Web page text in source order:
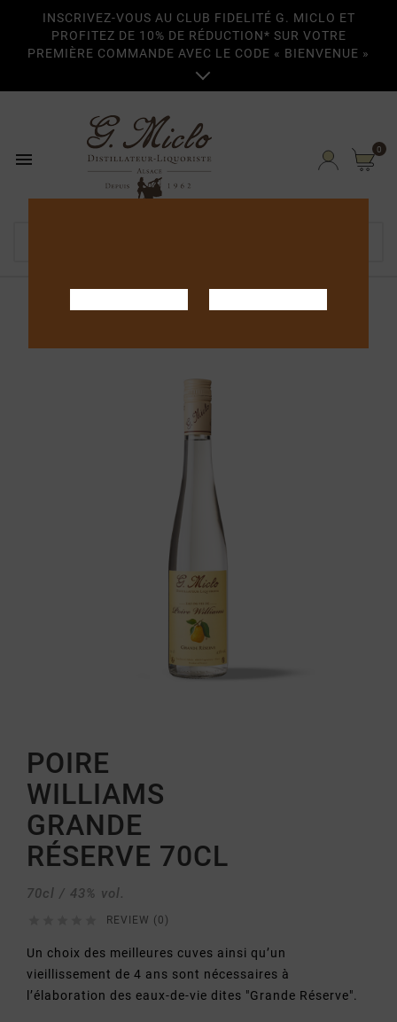

INSCRIVEZ-VOUS AU CLUB FIDELITÉ G. MICLO ET
PROFITEZ DE 10% DE RÉDUCTION* SUR VOTRE
PREMIÈRE COMMANDE AVEC LE CODE « BIENVENUE »
 0
POIRE
WILLIAMS
GRANDE
RÉSERVE 70CL
70cl / 43% vol.
REVIEW (0)
Un choix des meilleures cuves ainsi qu’un
vieillissement de 4 ans sont nécessaires à
l’élaboration des eaux-de-vie dites "Grande Réserve".